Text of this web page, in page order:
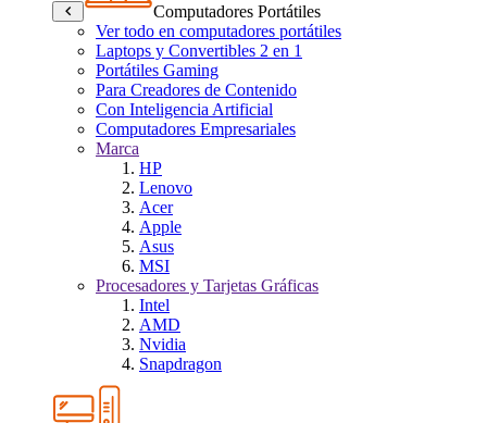
Computadores Portátiles
Ver todo en computadores portátiles
Laptops y Convertibles 2 en 1
Portátiles Gaming
Para Creadores de Contenido
Con Inteligencia Artificial
Computadores Empresariales
Marca
HP
Lenovo
Acer
Apple
Asus
MSI
Procesadores y Tarjetas Gráficas
Intel
AMD
Nvidia
Snapdragon